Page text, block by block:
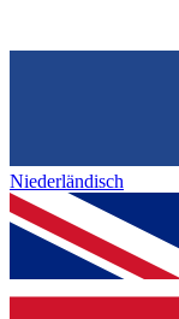
Niederländisch